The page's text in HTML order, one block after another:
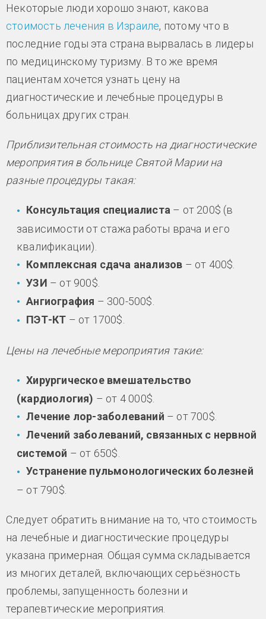
Некоторые люди хорошо знают, какова
стоимость лечения в Израиле, потому что в
последние годы эта страна вырвалась в лидеры
по медицинскому туризму. В то же время
пациентам хочется узнать цену на
диагностические и лечебные процедуры в
больницах других стран.
Приблизительная стоимость на диагностические
мероприятия в больнице Святой Марии на
разные процедуры такая:
Консультация специалиста – от 200$ (в
зависимости от стажа работы врача и его
квалификации).
Комплексная сдача анализов – от 400$.
УЗИ – от 900$.
Ангиография – 300-500$.
ПЭТ-КТ – от 1700$.
Цены на лечебные мероприятия такие:
Хирургическое вмешательство
(кардиология) – от 4 000$.
Лечение лор-заболеваний – от 700$.
Лечений заболеваний, связанных с нервной
системой – от 650$.
Устранение пульмонологических болезней
– от 790$.
Следует обратить внимание на то, что стоимость
на лечебные и диагностические процедуры
указана примерная. Общая сумма складывается
из многих деталей, включающих серьёзность
проблемы, запущенность болезни и
терапевтические мероприятия.